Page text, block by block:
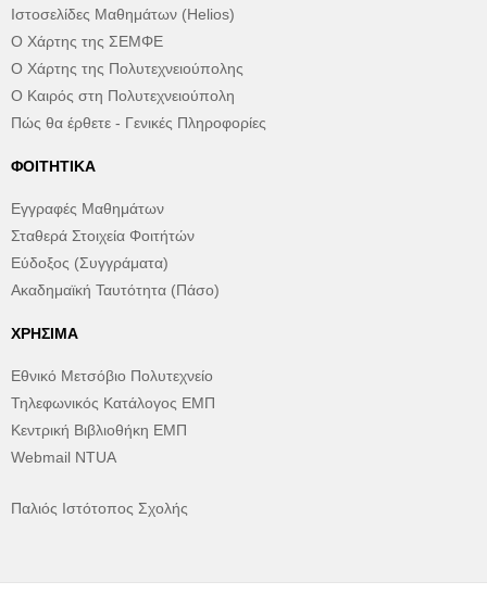
Ιστοσελίδες Μαθημάτων (Helios)
Ο Χάρτης της ΣΕΜΦΕ
Ο Χάρτης της Πολυτεχνειούπολης
Ο Καιρός στη Πολυτεχνειούπολη
Πώς θα έρθετε - Γενικές Πληροφορίες
ΦΟΙΤΗΤΙΚΆ
Εγγραφές Μαθημάτων
Σταθερά Στοιχεία Φοιτήτών
Εύδοξος (Συγγράματα)
Ακαδημαϊκή Ταυτότητα (Πάσο)
ΧΡΉΣΙΜΑ
Εθνικό Μετσόβιο Πολυτεχνείο
Τηλεφωνικός Κατάλογος ΕΜΠ
Κεντρική Βιβλιοθήκη ΕΜΠ
Webmail NTUA
Παλιός Ιστότοπος Σχολής